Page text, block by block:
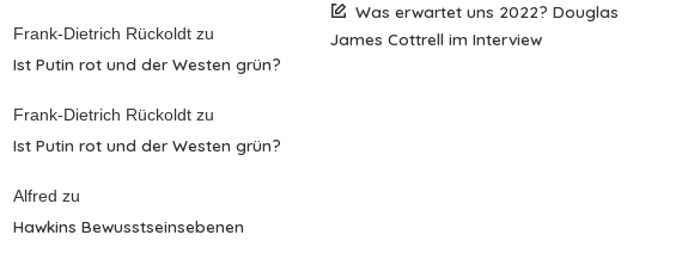
Frank-Dietrich Rückoldt zu
Ist Putin rot und der Westen grün?
Frank-Dietrich Rückoldt zu
Ist Putin rot und der Westen grün?
Alfred zu
Hawkins Bewusstseinsebenen
Was erwartet uns 2022? Douglas
James Cottrell im Interview